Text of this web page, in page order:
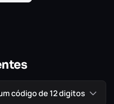
(manoplas), nova
e ‘Mandingueiro’) e
aprimorado podem
código de 12 digitos